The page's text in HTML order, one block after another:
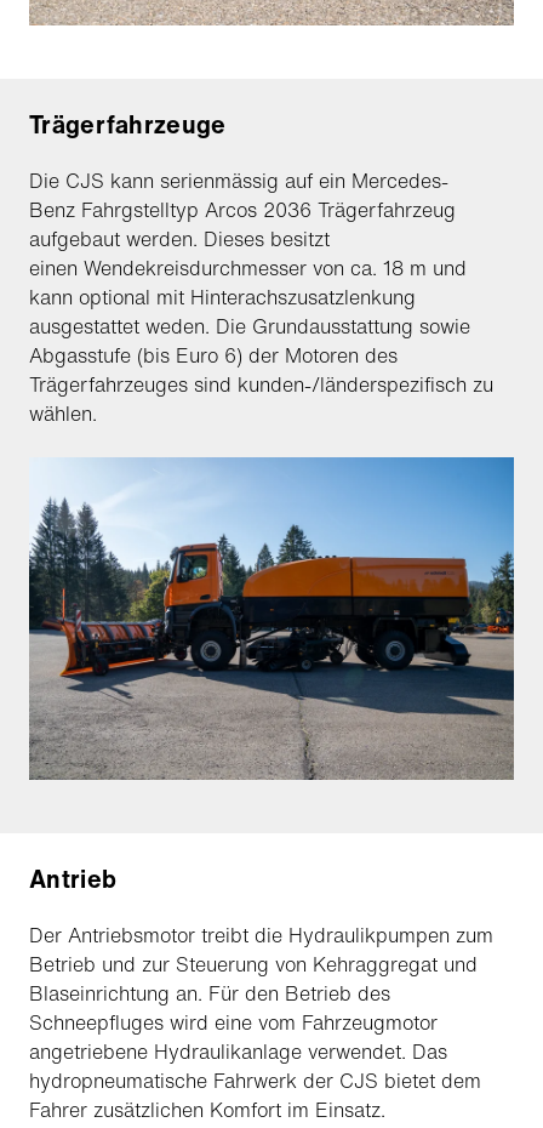
Trägerfahrzeuge
Die CJS kann serienmässig auf ein Mercedes-
Benz Fahrgstelltyp Arcos 2036 Trägerfahrzeug
aufgebaut werden. Dieses besitzt
einen Wendekreisdurchmesser von ca. 18 m und
kann optional mit Hinterachszusatzlenkung
ausgestattet weden. Die Grundausstattung sowie
Abgasstufe (bis Euro 6) der Motoren des
Trägerfahrzeuges sind kunden-/länderspezifisch zu
wählen.
Antrieb
Der Antriebsmotor treibt die Hydraulikpumpen zum
Betrieb und zur Steuerung von Kehraggregat und
Blaseinrichtung an. Für den Betrieb des
Schneepfluges wird eine vom Fahrzeugmotor
angetriebene Hydraulikanlage verwendet. Das
hydropneumatische Fahrwerk der CJS bietet dem
Fahrer zusätzlichen Komfort im Einsatz.